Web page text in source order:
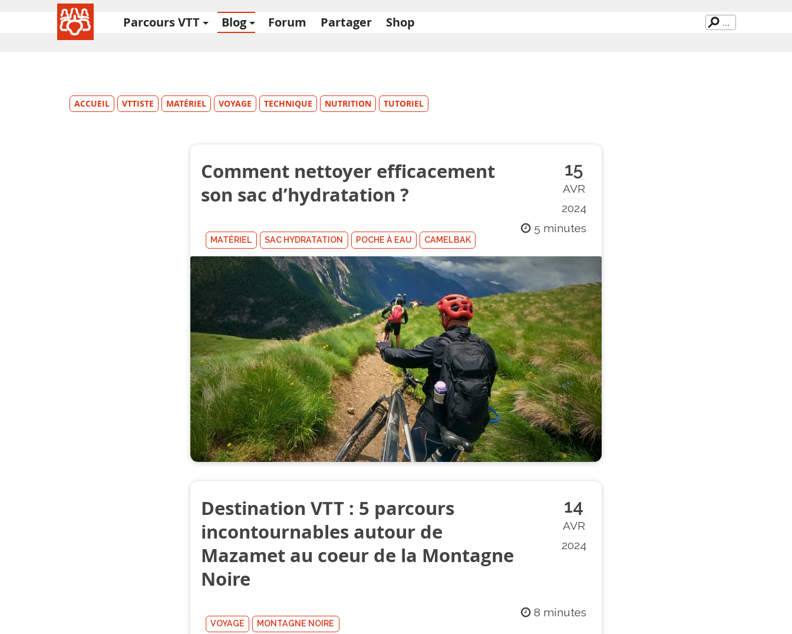
Parcours VTT Blog Forum Partager Shop
ACCUEIL VTTISTE MATÉRIEL VOYAGE TECHNIQUE NUTRITION TUTORIEL
15
AVR
2024
Comment nettoyer efficacement
son sac d’hydratation ?
5 minutes
MATÉRIEL SAC HYDRATATION POCHE À EAU CAMELBAK
14
AVR
2024
Destination VTT : 5 parcours
incontournables autour de
Mazamet au coeur de la Montagne
Noire
8 minutes
VOYAGE MONTAGNE NOIRE